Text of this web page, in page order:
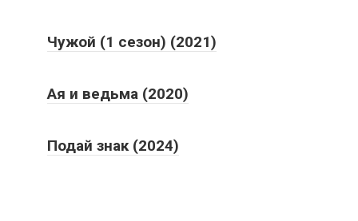
Чужой (1 сезон) (2021)
Ая и ведьма (2020)
Подай знак (2024)